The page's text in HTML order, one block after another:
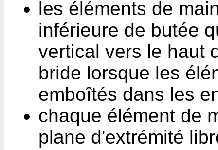
les éléments de
inférieure de butée
vertical vers le haut
bride lorsque les
emboîtés dans les
chaque élément de
plane d'extrémité